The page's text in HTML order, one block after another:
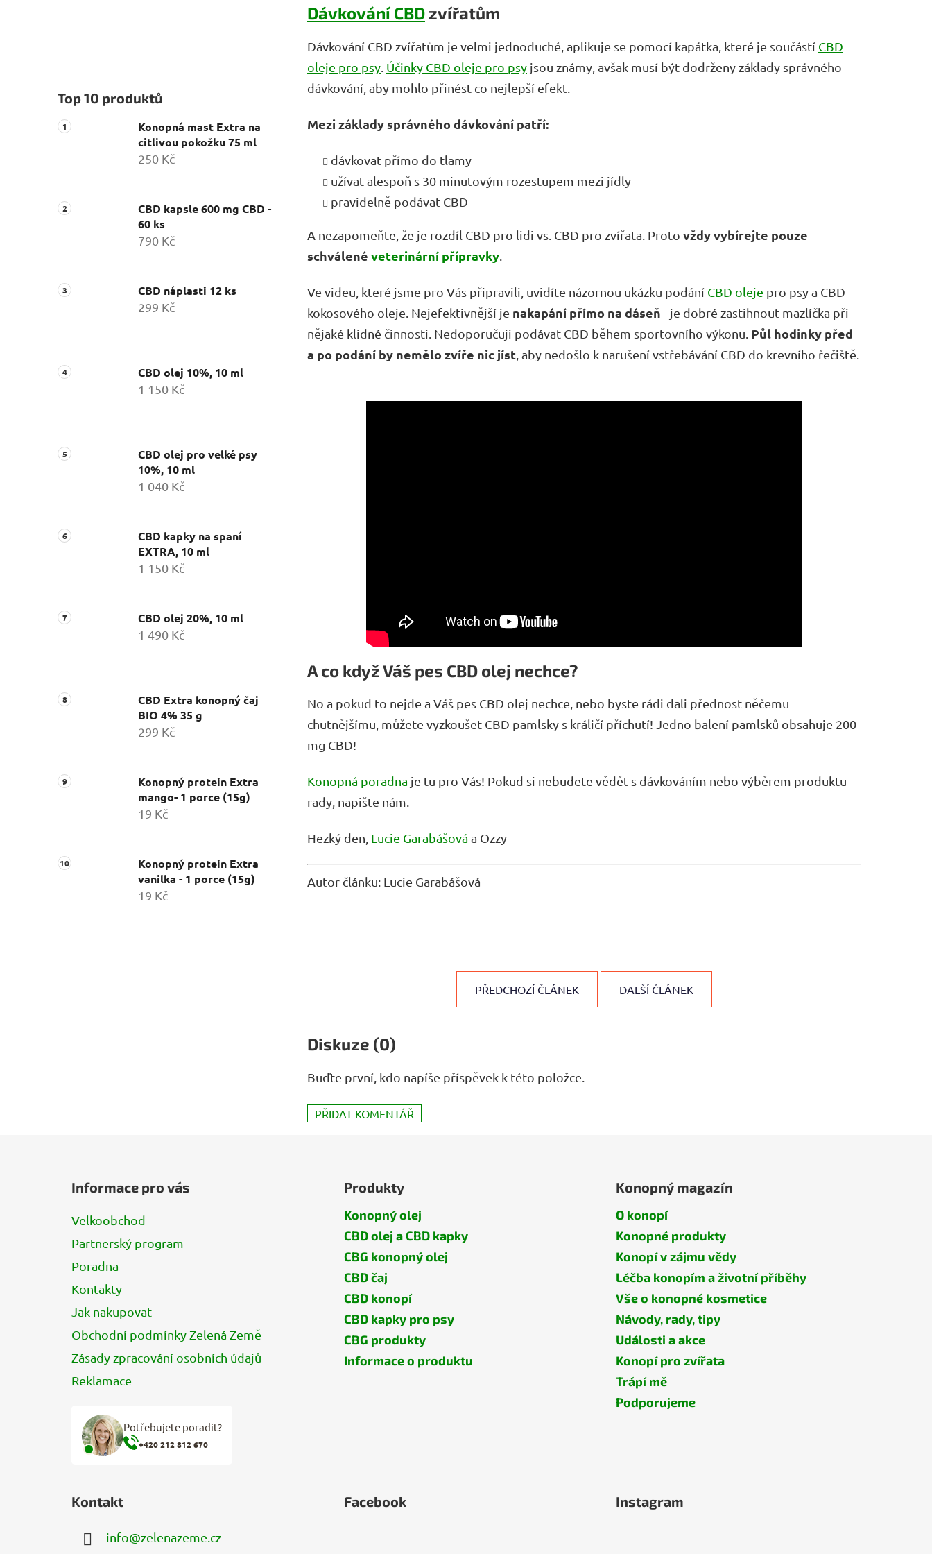
Top 10 produktů
Konopná mast Extra na
citlivou pokožku 75 ml
250 Kč
CBD kapsle 600 mg CBD -
60 ks
790 Kč
CBD náplasti 12 ks
299 Kč
CBD olej 10%, 10 ml
1 150 Kč
CBD olej pro velké psy
10%, 10 ml
1 040 Kč
CBD kapky na spaní
EXTRA, 10 ml
1 150 Kč
CBD olej 20%, 10 ml
1 490 Kč
CBD Extra konopný čaj
BIO 4% 35 g
299 Kč
Konopný protein Extra
mango- 1 porce (15g)
19 Kč
Konopný protein Extra
vanilka - 1 porce (15g)
19 Kč
Dávkování CBD zvířatům
Dávkování CBD zvířatům je velmi jednoduché, aplikuje se pomocí kapátka, které je součástí CBD
oleje pro psy Účinky CBD oleje pro psy jsou známy, avšak musí být dodrženy základy správného
dávkování, aby mohlo přinést co nejlepší efekt.
Mezi základy správného dávkování patří:
dávkovat přímo do tlamy
užívat alespoň s 30 minutovým rozestupem mezi jídly
pravidelně podávat CBD
A nezapomeňte, že je rozdíl CBD pro lidi vs. CBD pro zvířata. Proto vždy vybírejte pouze
schválené veterinární přípravky
Ve videu, které jsme pro Vás připravili, uvidíte názornou ukázku podání CBD oleje pro psy a CBD
kokosového oleje. Nejefektivnější je nakapání přímo na dáseň - je dobré zastihnout mazlíčka při
nějaké klidné činnosti. Nedoporučuji podávat CBD během sportovního výkonu. Půl hodinky před
a po podání by nemělo zvíře nic jíst , aby nedošlo k narušení vstřebávání CBD do krevního řečiště.
A co když Váš pes CBD olej nechce?
No a pokud to nejde a Váš pes CBD olej nechce, nebo byste rádi dali přednost něčemu
chutnějšímu, můžete vyzkoušet CBD pamlsky s králičí příchutí! Jedno balení pamlsků obsahuje 200
mg CBD!
Konopná poradna je tu pro Vás! Pokud si nebudete vědět s dávkováním nebo výběrem produktu
rady, napište nám.
Hezký den, Lucie Garabášová a Ozzy
Autor článku: Lucie Garabášová
PŘEDCHOZÍ ČLÁNEK DALŠÍ ČLÁNEK
Diskuze (0)
Buďte první, kdo napíše příspěvek k této položce.
PŘIDAT KOMENTÁŘ
Informace pro vás
Velkoobchod
Partnerský program
Poradna
Kontakty
Jak nakupovat
Obchodní podmínky Zelená Země
Zásady zpracování osobních údajů
Reklamace
Potřebujete poradit?
+420 212 812 670
Produkty
Konopný olej
CBD olej a CBD kapky
CBG konopný olej
CBD čaj
CBD konopí
CBD kapky pro psy
CBG produkty
Informace o produktu
Konopný magazín
O konopí
Konopné produkty
Konopí v zájmu vědy
Léčba konopím a životní příběhy
Vše o konopné kosmetice
Návody, rady, tipy
Události a akce
Konopí pro zvířata
Trápí mě
Podporujeme
Kontakt
info@zelenazeme.cz
Facebook Instagram